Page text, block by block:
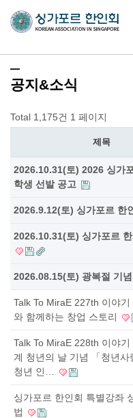
공지&소식
Total 1,175건 1 페이지
제목
2026.10.31(토) 2026 싱가
학생 선발 공고
2026.9.12(토) 싱가포르 한
2026.10.31(토) 싱가포르 한
2026.08.15(토) 광복절 기념
Talk To MiraE 227th 이야
와 함께하는 창업 스토리
Talk To MiraE 228th 이야기
계 청년의 날 기념 「청년사
청년 인…
싱가포르 한인회 특별강좌
법